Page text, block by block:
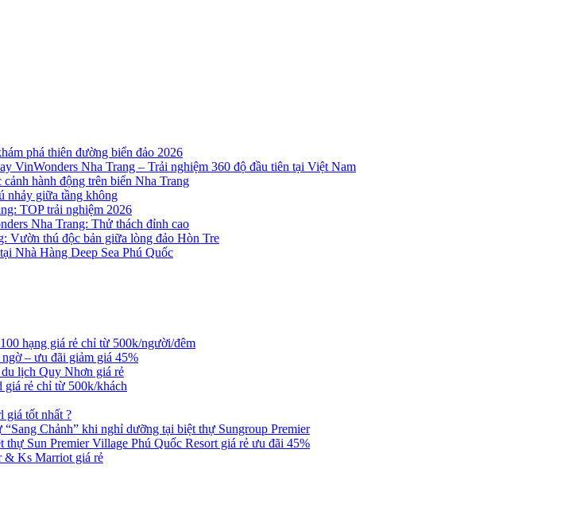
phá thiên đường biển đảo 2026
VinWonders Nha Trang – Trải nghiệm 360 độ đầu tiên tại Việt Nam
hành động trên biển Nha Trang
nhảy giữa tầng không
TOP trải nghiệm 2026
Nha Trang: Thử thách đỉnh cao
Vườn thú độc bản giữa lòng đảo Hòn Tre
Nhà Hàng Deep Sea Phú Quốc
hạng giá rẻ chỉ từ 500k/người/đêm
– ưu đãi giảm giá 45%
lịch Quy Nhơn giá rẻ
giá rẻ chỉ từ 500k/khách
giá tốt nhất ?
Chảnh” khi nghỉ dưỡng tại biệt thự Sungroup Premier
thự Sun Premier Village Phú Quốc Resort giá rẻ ưu đãi 45%
& Ks Marriot giá rẻ